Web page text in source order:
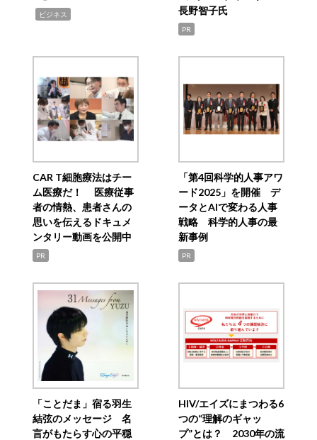
ビジネス
長野智子氏
PR
CAR T細胞療法はチー
ム医療だ！ 医療従事
者の情熱、患者さんの
思いを伝えるドキュメ
ンタリー動画を公開中
PR
「第4回科学的人事アワ
ード2025」を開催 デ
ータとAIで変わる人事
戦略 科学的人事の最
新事例
PR
「ことだま」宿る羽生
結弦のメッセージ 名
言がもたらす心の平穏
HIV/エイズにまつわる6
つの“理解のギャッ
プ”とは？ 2030年の流